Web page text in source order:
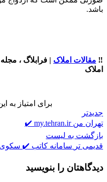
باشد.
‼️ مقالات املاک | فرابلاگ ،
املاک
برای امتیاز به
جدیدتر
تهران من my.tehran.ir ✔️
بازگشت به لیست
قدیمی تر سامانه کاتب ✔️ سکوی
دیدگاهتان را بنویسید